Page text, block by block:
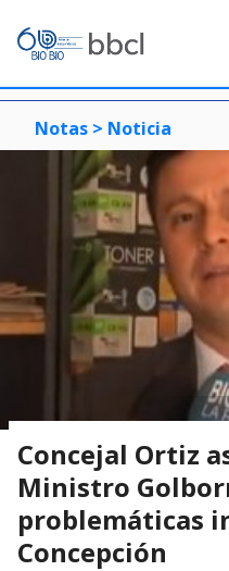
Notas > Noticia
Concejal Ortiz
Ministro
problemáticas
Concepción